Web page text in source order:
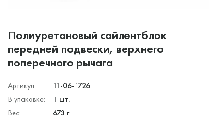
Полиуретановый сайлентблок
передней подвески, верхнего
поперечного рычага
Артикул:
11-06-1726
В упаковке:
1 шт.
Вес:
673 г